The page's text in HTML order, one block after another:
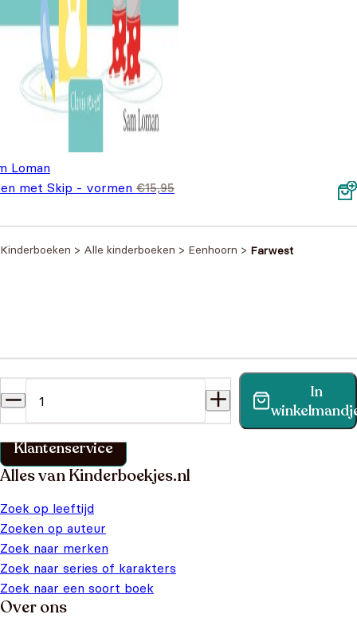
Loman
met Skip - vormen €15,95
Kinderboeken > Alle kinderboeken > Eenhoorn > Farwest
In
Vind binnen no-time antwoord op je vraag op onze
klantenservice pagina.
Klantenservice
Alles van Kinderboekjes.nl
Zoek op leeftijd
Zoeken op auteur
Zoek naar merken
Zoek naar series of karakters
Zoek naar een soort boek
Over ons